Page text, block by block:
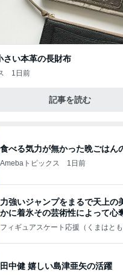
さい本革の長財布
1日前
記事を読む
食べる気力が無かった晩ごはん
Amebaトピックス 1日前
力強いジャンプをまるで天上の
かに着氷その芸術性によって心
なす
フィギュアスケート応援（くまはとも
田中健 嬉しい島津亜矢の活躍